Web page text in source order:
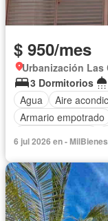
$ 950/mes
Urbanización Las
3 Dormitorios
Agua
Aire
Armario empotrado
Seguridad
Vista
Parcialmente
6 jul 2026 en - MilBienes